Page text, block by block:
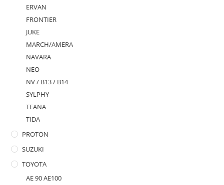
ERVAN
FRONTIER
JUKE
MARCH/AMERA
NAVARA
NEO
NV / B13 / B14
SYLPHY
TEANA
TIDA
PROTON
SUZUKI
TOYOTA
AE 90 AE100